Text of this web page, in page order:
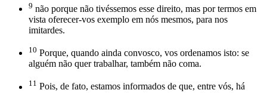
9 não porque não tivéssemos esse direito, mas por termos em
vista oferecer-vos exemplo em nós mesmos, para nos
imitardes.
10 Porque, quando ainda convosco, vos ordenamos isto: se
alguém não quer trabalhar, também não coma.
11 Pois, de fato, estamos informados de que, entre vós, há